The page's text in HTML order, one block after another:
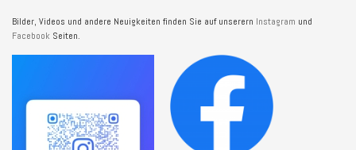
Bilder, Videos und andere Neuigkeiten finden Sie auf unserern Instagram und
Facebook Seiten.